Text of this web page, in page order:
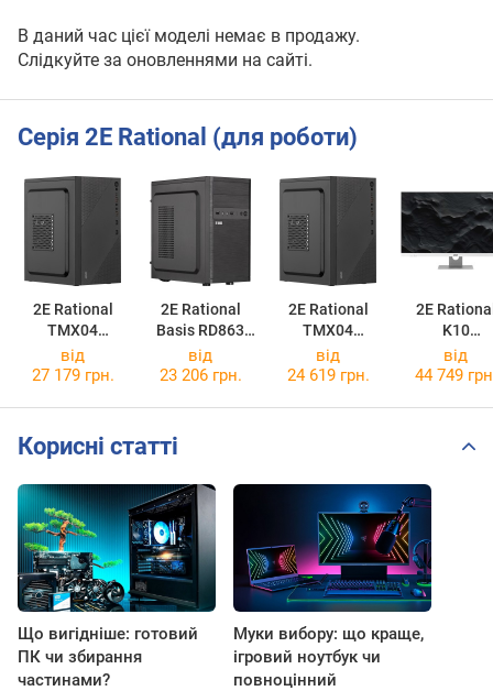
В даний час цієї моделі немає в продажу.
Слідкуйте за оновленнями на сайті.
Серія 2E Rational (для роботи)
2E Rational
TMX04
2E-12824
2E Rational
Basis RD863
2E-10107
2E Rational
TMX04
2E-12823
2E
K10
2E-
від
27 179 грн.
від
23 206 грн.
від
24 619 грн.
від
44 749
Корисні статті
Що вигідніше: готовий
ПК чи збирання
частинами?
Муки вибору: що краще,
ігровий ноутбук чи
повноцінний